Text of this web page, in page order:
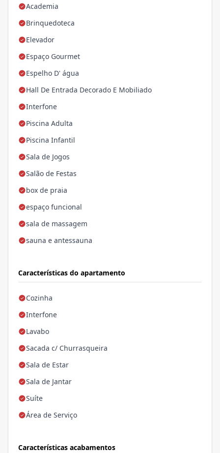
Academia
Brinquedoteca
Elevador
Espaço Gourmet
Espelho D' água
Hall De Entrada Decorado E Mobiliado
Interfone
Piscina Adulta
Piscina Infantil
Sala de Jogos
Salão de Festas
box de praia
espaço funcional
sala de massagem
sauna e antessauna
Características do apartamento
Cozinha
Interfone
Lavabo
Sacada c/ Churrasqueira
Sala de Estar
Sala de Jantar
Suíte
Área de Serviço
Características acabamentos